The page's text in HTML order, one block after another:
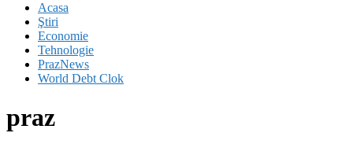
Acasa
Ştiri
Economie
Tehnologie
PrazNews
World Debt Clok
praz